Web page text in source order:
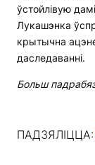
ўстойлівую
Лукашэнка
крытычна
даследаванні.
Больш
ПАДЗЯЛІЦЦА: